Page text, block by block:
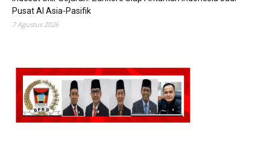
Pusat AI Asia-Pasifik
7 Agustus 2026